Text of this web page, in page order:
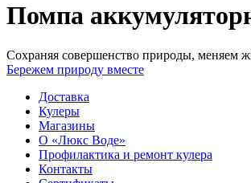
Помпа
Сохраняя совершенство природы, меняем
Бережем природу вместе
Доставка
Кулеры
Магазины
О «Люкс Воде»
Профилактика и ремонт кулера
Контакты